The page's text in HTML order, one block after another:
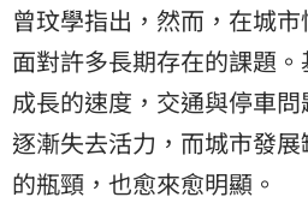
曾玟學指出，然而，在城
面對許多長期存在的課題
成長的速度，交通與停車
逐漸失去活力，而城市發
的瓶頸，也愈來愈明顯。